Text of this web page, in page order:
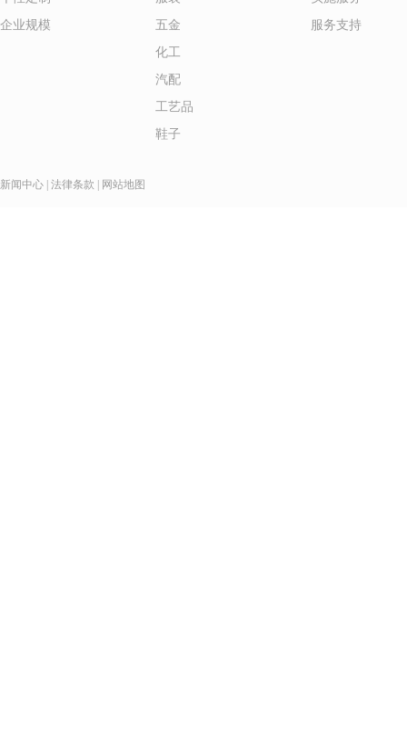
企业规模
五金
化工
汽配
工艺品
鞋子
服务支持
新闻中心 法律条款 网站地图